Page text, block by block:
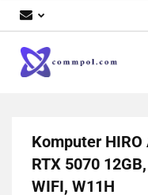
Komputer HIRO
RTX 5070
WIFI, W11H